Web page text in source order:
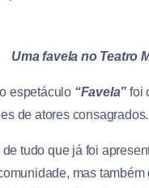
Uma favela no Teatro
espetáculo “Favela” foi
de atores consagrados.
tudo que já foi
mas